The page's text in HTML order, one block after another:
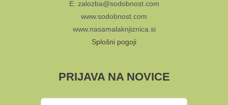
E: zalozba@sodobnost.com
www.sodobnost.com
www.nasamalaknjiznica.si
Splošni pogoji
PRIJAVA NA NOVICE